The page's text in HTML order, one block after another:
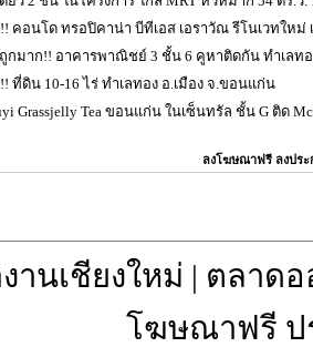
คอนโด ทรอปิคาน่า บีทีเอส เอราวัณ รีโนเวทใหม่
กมาก!! อาคารพาณิชย์ 3 ชั้น 6 คูหาติดกัน ทำเลท
ที่ดิน 10-16 ไร่ ทำเลทอง อ.เมือง จ.ขอนแก่น
Grassjelly Tea ขอนแก่น ในเซ็นทรัล ชั้น G ติด
ลงโฆษณาฟรี ลงประ
านเชียงใหม่ | ตลาด
โฆษณาฟรี ป